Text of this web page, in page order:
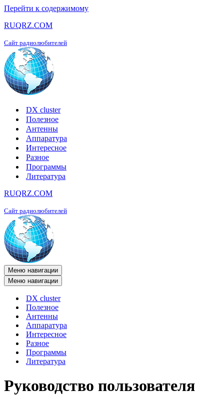
Перейти к содержимому
RUQRZ.COM
Сайт радиолюбителей
DX cluster
Полезное
Антенны
Аппаратура
Интересное
Разное
Программы
Литература
RUQRZ.COM
Сайт радиолюбителей
Меню навигации
Меню навигации
DX cluster
Полезное
Антенны
Аппаратура
Интересное
Разное
Программы
Литература
Руководство пользователя